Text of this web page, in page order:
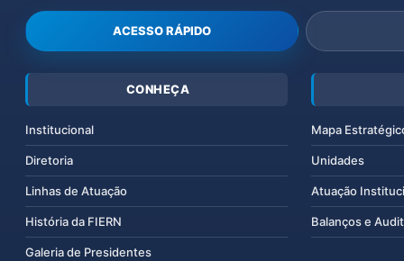
ACESSO RÁPIDO
CONHEÇA
Institucional
Diretoria
Linhas de Atuação
História da FIERN
Galeria de Presidentes
Mapa
Unidades
Atuação
Balanços e